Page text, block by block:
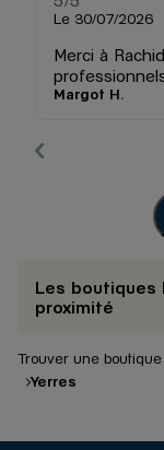
Le 30/07/2026
Merci à
Margot H.
Les boutiques
proximité
Trouver une
Yerres